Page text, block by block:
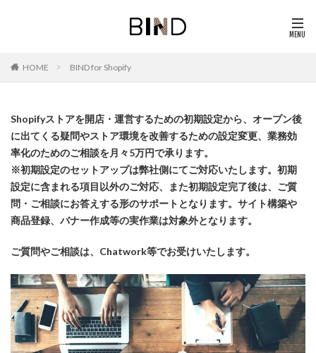
HOME BIND for Shopify
Shopifyストアを開店・運営するための初期設定から、オープン後
に出てくる疑問やストア環境を改善するための設定変更、業務効
率化のためのご相談を月々5万円で承ります。
※初期設定のセットアップは弊社側にてご対応いたします。初期
設定に含まれる項目以外のご対応、また初期設定完了後は、ご質
問・ご相談にお答えする形のサポートとなります。サイト構築や
商品登録、バナー作成等の実作業は対象外となります。
ご質問やご相談は、Chatwork等でお受けいたします。